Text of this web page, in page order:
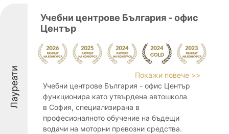
Лауреати
Учебни центрове България - офис
Център
Покажи повече >>
Учебни центрове България - офис Център
функционира като утвърдена автошкола
в София, специализирана в
професионалното обучение на бъдещи
водачи на моторни превозни средства.